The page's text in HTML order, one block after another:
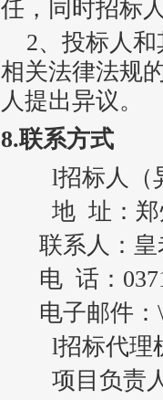
任，同时招标
2、 投标人
相关法律法规
人提出异议。
8.联系方式
l招标人（
地 址：
联系人：
电 话：
电子邮件： \
l招标代理
项目负责